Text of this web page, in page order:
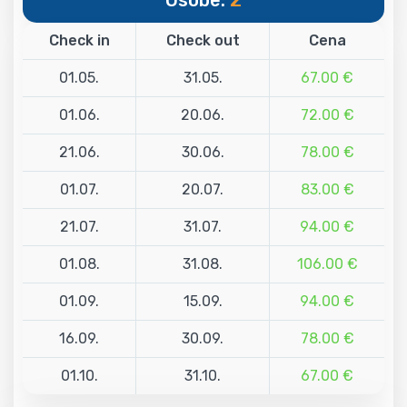
Check in Check out Cena
01.05. 31.05. 67.00 €
01.06. 20.06. 72.00 €
21.06. 30.06. 78.00 €
01.07. 20.07. 83.00 €
21.07. 31.07. 94.00 €
01.08. 31.08. 106.00 €
01.09. 15.09. 94.00 €
16.09. 30.09. 78.00 €
01.10. 31.10. 67.00 €